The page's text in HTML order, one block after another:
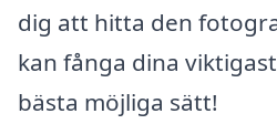
dig att hitta den
kan fånga dina
bästa möjliga sätt!